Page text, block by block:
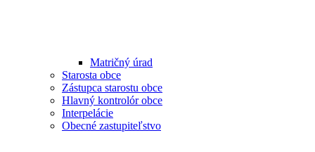
Matričný úrad
Starosta obce
Zástupca starostu obce
Hlavný kontrolór obce
Interpelácie
Obecné zastupiteľstvo